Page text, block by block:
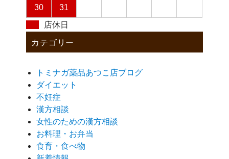
30
31
店休日
カテゴリー
トミナガ薬品あつこ店ブログ
ダイエット
不妊症
漢方相談
女性のための漢方相談
お料理・お弁当
食育・食べ物